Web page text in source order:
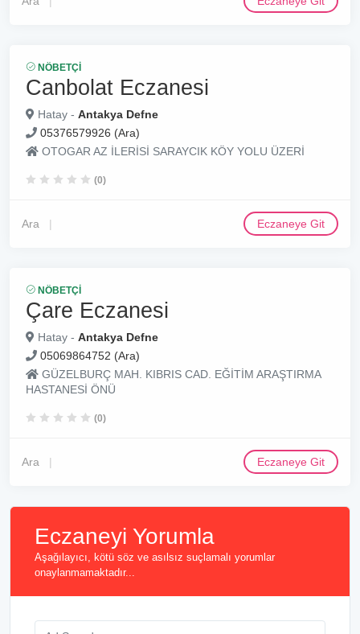
NÖBETÇI
Canbolat Eczanesi
Hatay - Antakya Defne
05376579926 (Ara)
OTOGAR AZ İLERİSİ SARAYCIK KÖY YOLU ÜZERİ
(0)
Ara Eczaneye Git
NÖBETÇI
Çare Eczanesi
Hatay - Antakya Defne
05069864752 (Ara)
GÜZELBURÇ MAH. KIBRIS CAD. EĞİTİM ARAŞTIRMA
HASTANESİ ÖNÜ
(0)
Ara Eczaneye Git
Eczaneyi Yorumla
Aşağılayıcı, kötü söz ve asılsız suçlamalı yorumlar
onaylanmamaktadır...